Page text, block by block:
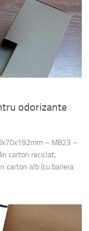
odorizante
– M823 –
carton reciclat,
carton alb (cu bariera